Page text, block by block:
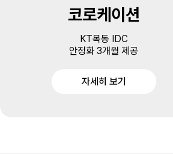
코로케이션
KT목동 IDC
안정화 3개월 제공
자세히 보기